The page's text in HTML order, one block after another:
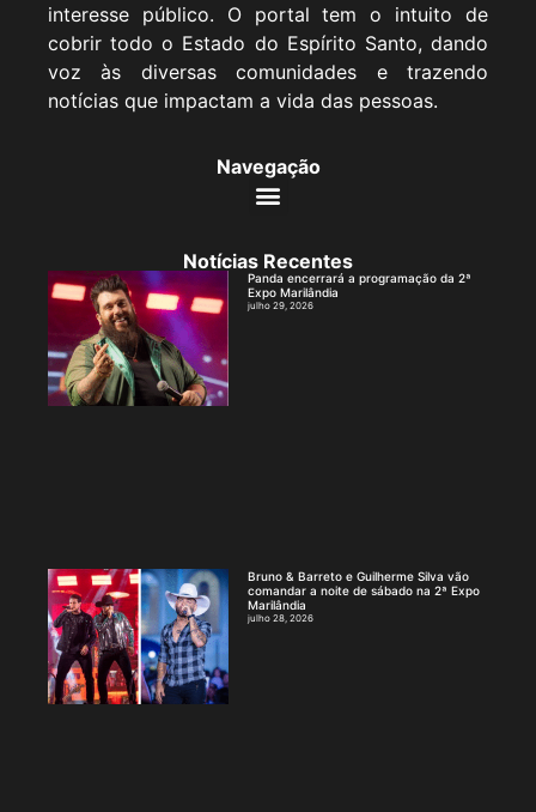
interesse público. O portal tem o intuito de
cobrir todo o Estado do Espírito Santo, dando
voz às diversas comunidades e trazendo
notícias que impactam a vida das pessoas.
Navegação
Notícias Recentes
Panda encerrará a programação da 2ª
Expo Marilândia
julho 29, 2026
Bruno & Barreto e Guilherme Silva vão
comandar a noite de sábado na 2ª Expo
Marilândia
julho 28, 2026